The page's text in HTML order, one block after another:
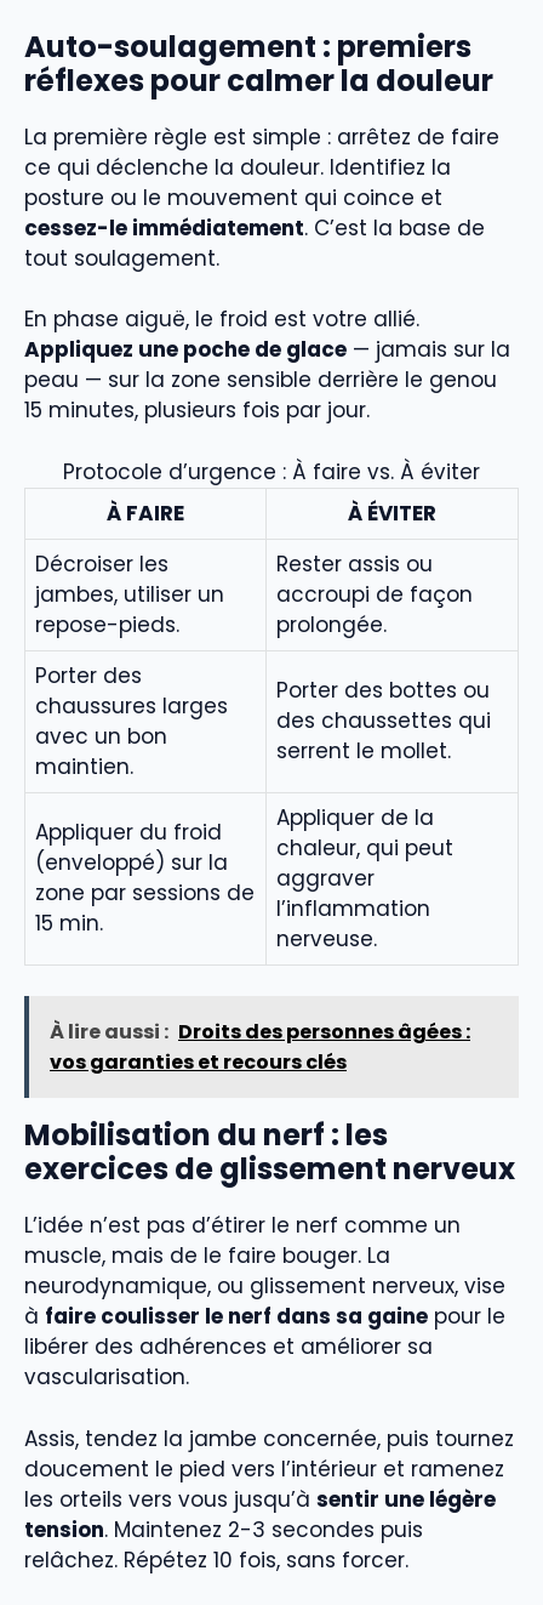
Auto-soulagement : premiers
réflexes pour calmer la douleur
La première règle est simple : arrêtez de faire
ce qui déclenche la douleur. Identifiez la
posture ou le mouvement qui coince et
cessez-le immédiatement. C’est la base de
tout soulagement.
En phase aiguë, le froid est votre allié.
Appliquez une poche de glace — jamais sur la
peau — sur la zone sensible derrière le genou
15 minutes, plusieurs fois par jour.
Protocole d’urgence : À faire vs. À éviter
À FAIRE
À ÉVITER
Décroiser les
jambes, utiliser un
repose-pieds.
Rester assis ou
accroupi de façon
prolongée.
Porter des
chaussures larges
avec un bon
maintien.
Porter des bottes ou
des chaussettes qui
serrent le mollet.
Appliquer du froid
(enveloppé) sur la
zone par sessions de
15 min.
Appliquer de la
chaleur, qui peut
aggraver
l’inflammation
nerveuse.
À lire aussi : Droits des personnes âgées :
vos garanties et recours clés
Mobilisation du nerf : les
exercices de glissement nerveux
L’idée n’est pas d’étirer le nerf comme un
muscle, mais de le faire bouger. La
neurodynamique, ou glissement nerveux, vise
à faire coulisser le nerf dans sa gaine pour le
libérer des adhérences et améliorer sa
vascularisation.
Assis, tendez la jambe concernée, puis tournez
doucement le pied vers l’intérieur et ramenez
les orteils vers vous jusqu’à sentir une légère
tension. Maintenez 2-3 secondes puis
relâchez. Répétez 10 fois, sans forcer.